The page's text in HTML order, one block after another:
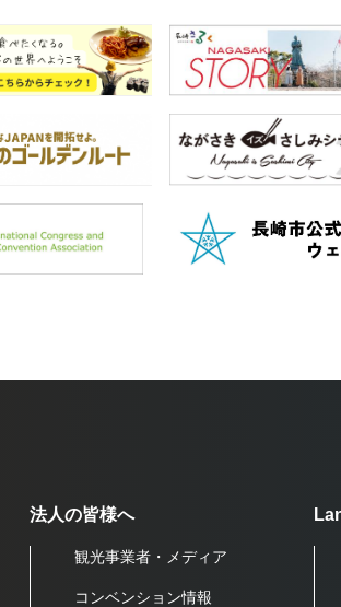
法人の皆様へ
観光事業者・メディア
コンベンション情報